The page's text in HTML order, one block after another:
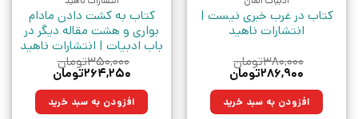
کتاب در غرب خبری نیست |
انتشارات ناهید
۳۸۰,۰۰۰تومان
قیمت
۳۸۰,۰۰۰تومان
بود.
۲۸۶,۹۰۰تومان
۲۸۶,۹۰۰تومان.افزودن به سبد خرید
کتاب به کشت دادن مادام
بواری و هشت مقاله دیگر در
باب ادبیات | انتشارات ناهید
۳۵۰,۰۰۰تومان
قیمت
۳۵۰,۰۰۰تومان
بود.
۲۶۴,۲۵۰تومان
۲۶۴,۲۵۰تومان.افزودن به سبد خرید